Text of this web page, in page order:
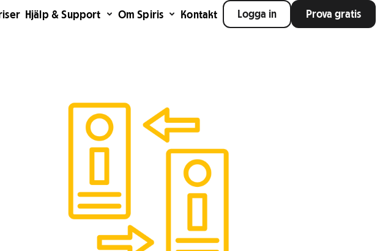
Hjälp & Support Om Spiris Kontakt Logga in Prova gratis